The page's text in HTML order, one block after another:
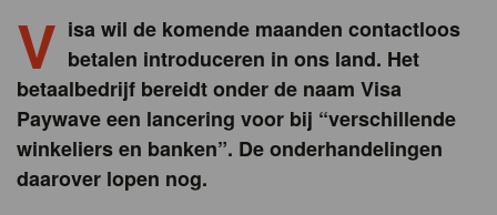
V isa wil de komende maanden contactloos
betalen introduceren in ons land. Het
betaalbedrijf bereidt onder de naam Visa
Paywave een lancering voor bij “verschillende
winkeliers en banken”. De onderhandelingen
daarover lopen nog.